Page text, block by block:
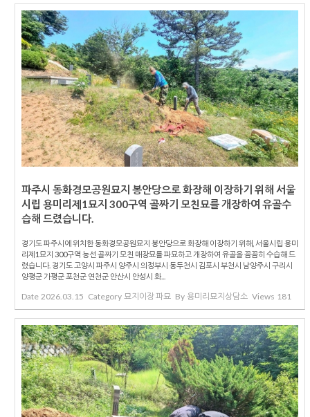
파주시 동화경모공원묘지 봉안당으로 화장해 이장하기 위해 서울
시립 용미리제1묘지 300구역 골짜기 모친묘를 개장하여 유골수
습해 드렸습니다.
경기도 파주시에 위치한 동화경모공원묘지 봉안당으로 화장해 이장하기 위해, 서울시립 용미
리제1묘지 300구역 능선 골짜기 모친 매장묘를 파묘하고 개장하여 유골을 꼼꼼히 수습해 드
렸습니다. 경기도 고양시 파주시 양주시 의정부시 동두천시 김포시 부천시 남양주시 구리시
양평군 가평군 포천군 연천군 안산시 안성시 화...
Date 2026.03.15 Category 묘지이장 파묘 By 용미리묘지상담소 Views 181